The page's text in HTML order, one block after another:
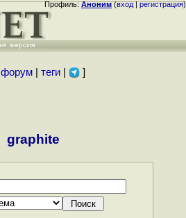
Профиль:Аноним(вход|регистрация)
форум| теги| ]
graphite